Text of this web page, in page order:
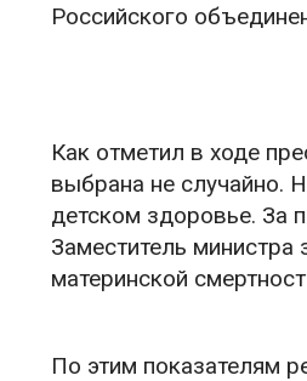
Российского
Как отметил в ходе
выбрана не случайно.
детском здоровье. За
Заместитель
материнской
По этим показателям